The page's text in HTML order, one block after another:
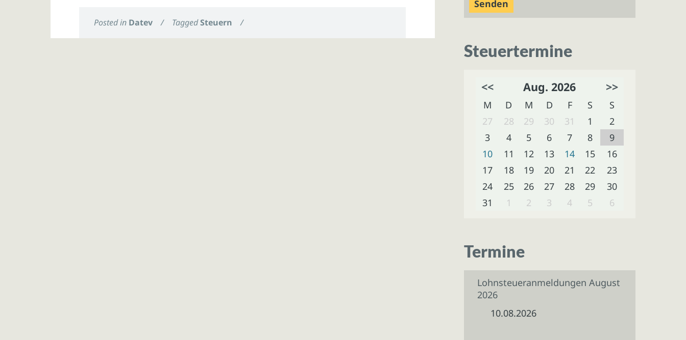
Posted in Datev / TaggedSteuern /
Steuertermine
<< Aug. 2026 >>
M D M D F S
S
27
28 29 30 31 1
2
3
4 5 6 7 8
9
10
11 12 13 14 15
16
17
18 19 20 21 22
23
24
25 26 27 28 29
30
31
1 2 3 4 5 6
Termine
Lohnsteueranmeldungen August
2026
10.08.2026